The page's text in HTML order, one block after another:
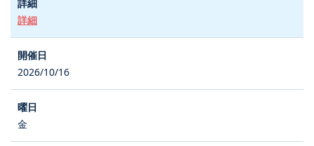
詳細
2026/10/16
金